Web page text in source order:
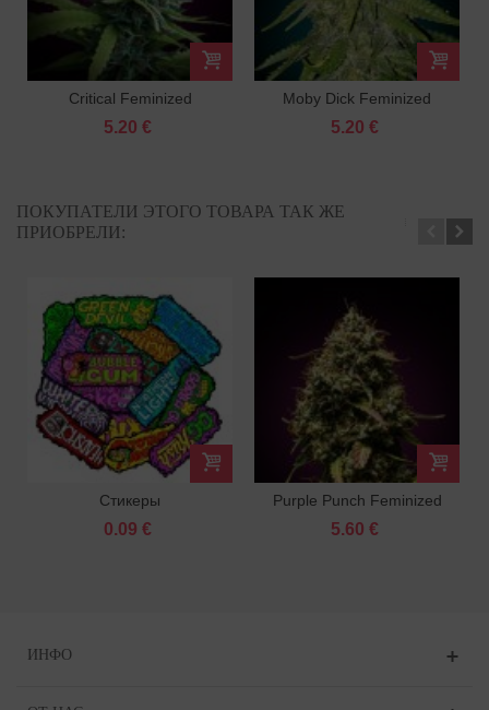
Critical Feminized
5.20 €
Moby Dick Feminized
5.20 €
ПОКУПАТЕЛИ ЭТОГО ТОВАРА ТАК ЖЕ
ПРИОБРЕЛИ:
Стикеры
Феминизированных
0.09 €
Purple Punch Feminized
5.60 €
ИНФО